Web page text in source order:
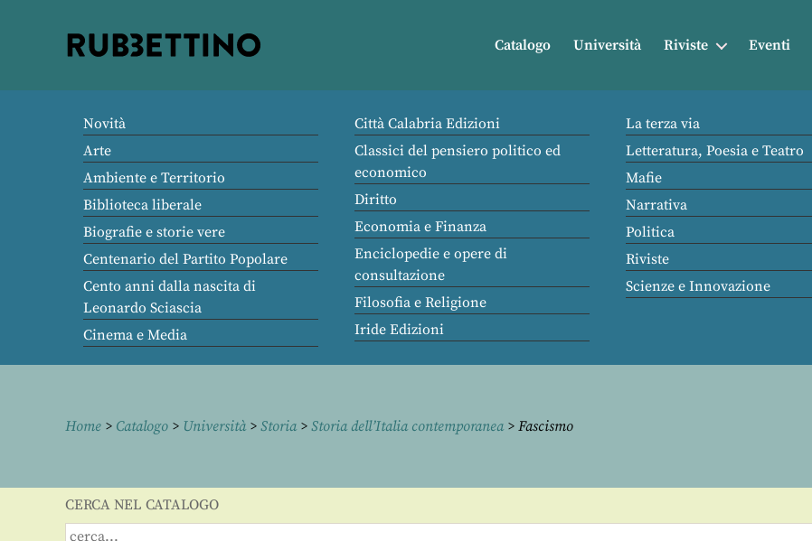
Catalogo Università Riviste Eventi
Novità
Arte
Ambiente e Territorio
Biblioteca liberale
Biografie e storie vere
Centenario del Partito Popolare
Cento anni dalla nascita di
Leonardo Sciascia
Cinema e Media
Città Calabria Edizioni
Classici del pensiero politico ed
economico
Diritto
Economia e Finanza
Enciclopedie e opere di
consultazione
Filosofia e Religione
Iride Edizioni
La terza via
Letteratura, Poesia e Teatro
Mafie
Narrativa
Politica
Riviste
Scienze e Innovazione
Home > Catalogo > Università> Storia> Storia dell’Italia contemporanea> Fascismo
CERCA NEL CATALOGO